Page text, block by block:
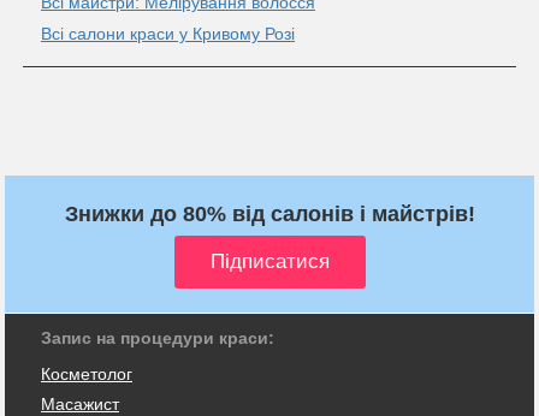
Всі салони краси у Кривому Розі
Знижки до 80% від салонів і майстрів!
Запис на процедури краси:
Косметолог
Масажист